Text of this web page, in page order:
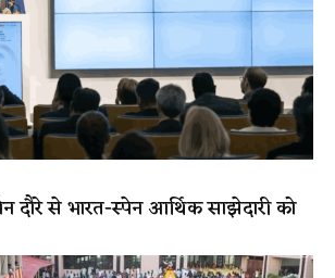
दौरे से भारत-स्पेन आर्थिक साझेदारी को